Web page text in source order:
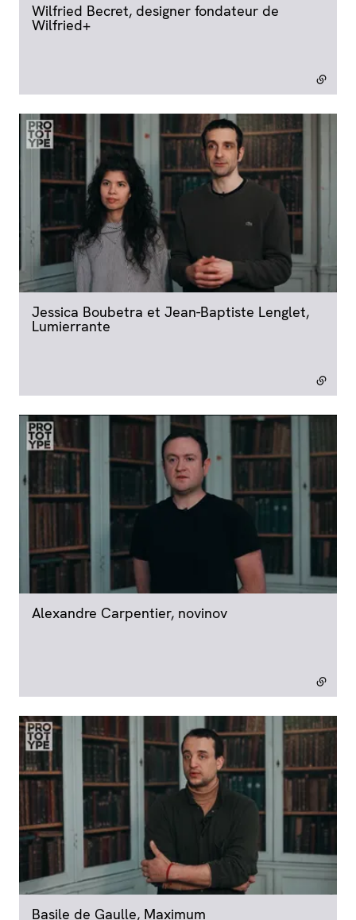
Wilfried Becret, designer fondateur de
Wilfried+ - lien externe
Jessica Boubetra et Jean-Baptiste Lenglet,
Lumierrante
Alexandre Carpentier, novinov
Basile de Gaulle, Maximum